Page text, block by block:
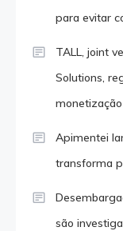
para evitar
TALL, joint
Solutions,
Apimentei
transforma
são